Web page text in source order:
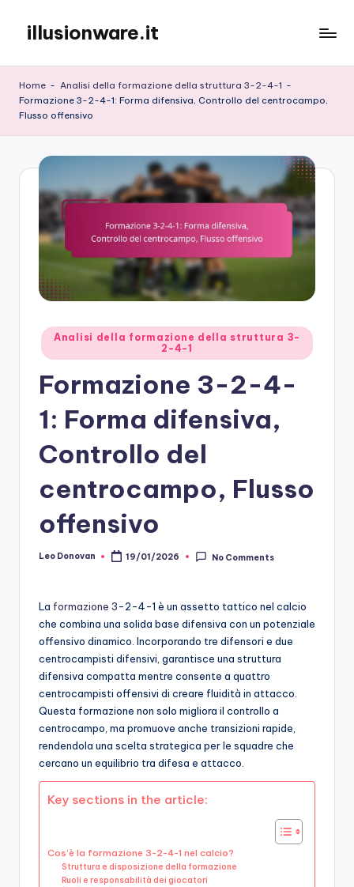
content
illusionware.it
Home - Analisi della formazione della struttura 3-2-4-1 -
Formazione 3-2-4-1: Forma difensiva, Controllo del centrocampo,
Flusso offensivo
Posted
in
Analisi della formazione della struttura 3-
2-4-1
Formazione 3-2-4-
1: Forma difensiva,
Controllo del
centrocampo, Flusso
offensivo
Posted
Leo Donovan 19/01/2026 No Comments
La formazione 3-2-4-1 è un assetto tattico nel calcio
che combina una solida base difensiva con un potenziale
offensivo dinamico. Incorporando tre difensori e due
centrocampisti difensivi, garantisce una struttura
difensiva compatta mentre consente a quattro
centrocampisti offensivi di creare fluidità in attacco.
Questa formazione non solo migliora il controllo a
centrocampo, ma promuove anche transizioni rapide,
rendendola una scelta strategica per le squadre che
cercano un equilibrio tra difesa e attacco.
Key sections in the article:
Cos’è la formazione 3-2-4-1 nel calcio?
Struttura e disposizione della formazione
Ruoli e responsabilità dei giocatori